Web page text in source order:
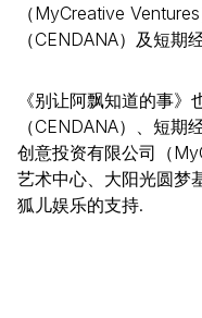
（MyCreative
（CENDANA）及短期
《别让阿飘知道的事
（CENDANA）、短
创意投资有限公司（
艺术中心、大阳光圆梦
狐儿娱乐的支持.